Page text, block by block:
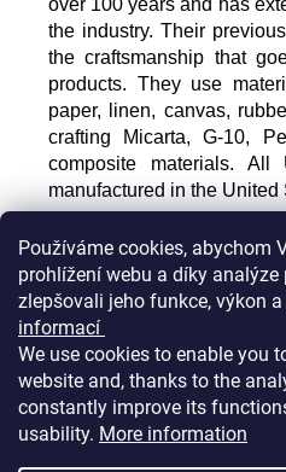
Používáme cookies, abychom
prohlížení webu a díky
zlepšovali jeho funkce, výkon
informací
We use cookies to enable you
website and, thanks to the
constantly improve its
usability. More information
the industry. Their
the craftsmanship that
products. They use
paper, linen, canvas,
crafting Micarta, G-10,
composite materials. All
manufactured in the United
Informace pro vás
Kontakty /
Obchodní podmínky /
Podmínky ochrany